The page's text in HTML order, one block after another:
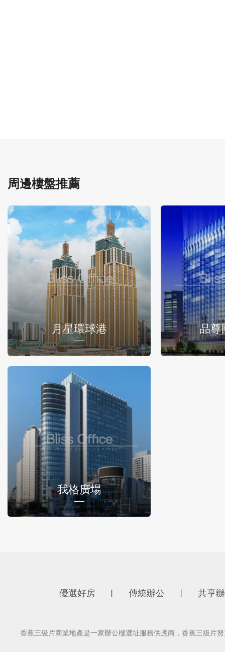
周邊樓盤推薦
月星環球港 品尊
我格廣場
優選好房 傳統辦公 共享
香蕉三级片商業地產是一家辦公樓選址服務供應商，香蕉三级片努